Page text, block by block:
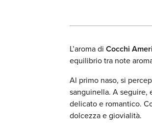
L’aroma di Cocchi
equilibrio tra note
Al primo naso, si
sanguinella. A seguire,
delicato e romantico.
dolcezza e giovialità.